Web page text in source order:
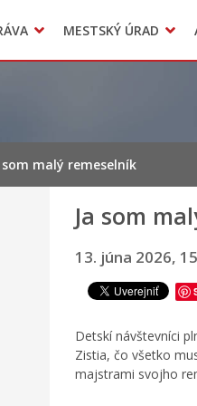
MESTSKÝ ÚRAD
Municipal office
som malý remeselník
Ja som
13. júna 2026,
Detskí návštevníci
Zistia, čo všetko
majstrami svojho